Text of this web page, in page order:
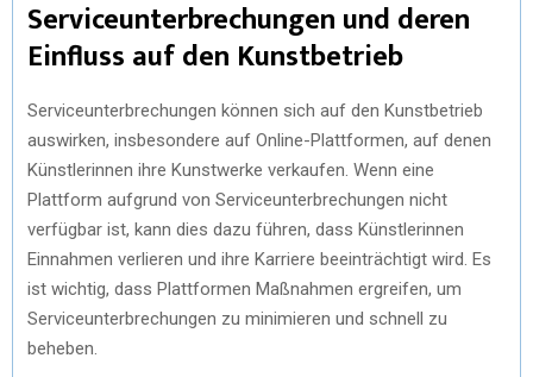
Serviceunterbrechungen und deren
Einfluss auf den Kunstbetrieb
Serviceunterbrechungen können sich auf den Kunstbetrieb
auswirken, insbesondere auf Online-Plattformen, auf denen
Künstlerinnen ihre Kunstwerke verkaufen. Wenn eine
Plattform aufgrund von Serviceunterbrechungen nicht
verfügbar ist, kann dies dazu führen, dass Künstlerinnen
Einnahmen verlieren und ihre Karriere beeinträchtigt wird. Es
ist wichtig, dass Plattformen Maßnahmen ergreifen, um
Serviceunterbrechungen zu minimieren und schnell zu
beheben.